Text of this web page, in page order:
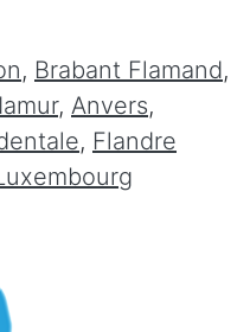
, Brabant Flamand,
, Anvers,
, Flandre